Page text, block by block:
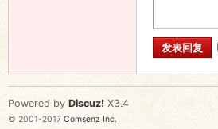
发表回复
Powered by Discuz! X3.4
© 2001-2017 Comsenz Inc.